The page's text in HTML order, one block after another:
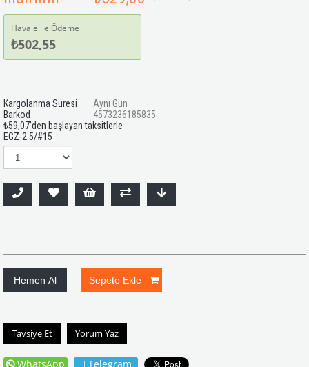
Havale ile Ödeme
₺502,55
Kargolanma Süresi
Aynı Gün
Barkod
4573236185835
₺59,07'den başlayan taksitlerle
EGZ-2.5/#15
Tavsiye Et Yorum Yaz
WhatsApp Telegram